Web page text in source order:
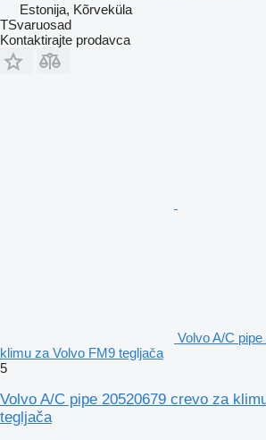
Estonija, Kõrveküla
TSvaruosad
Kontaktirajte prodavca
Volvo A/C
klimu za Volvo FM9 tegljača
5
Volvo A/C pipe 20520679 crevo za
tegljača